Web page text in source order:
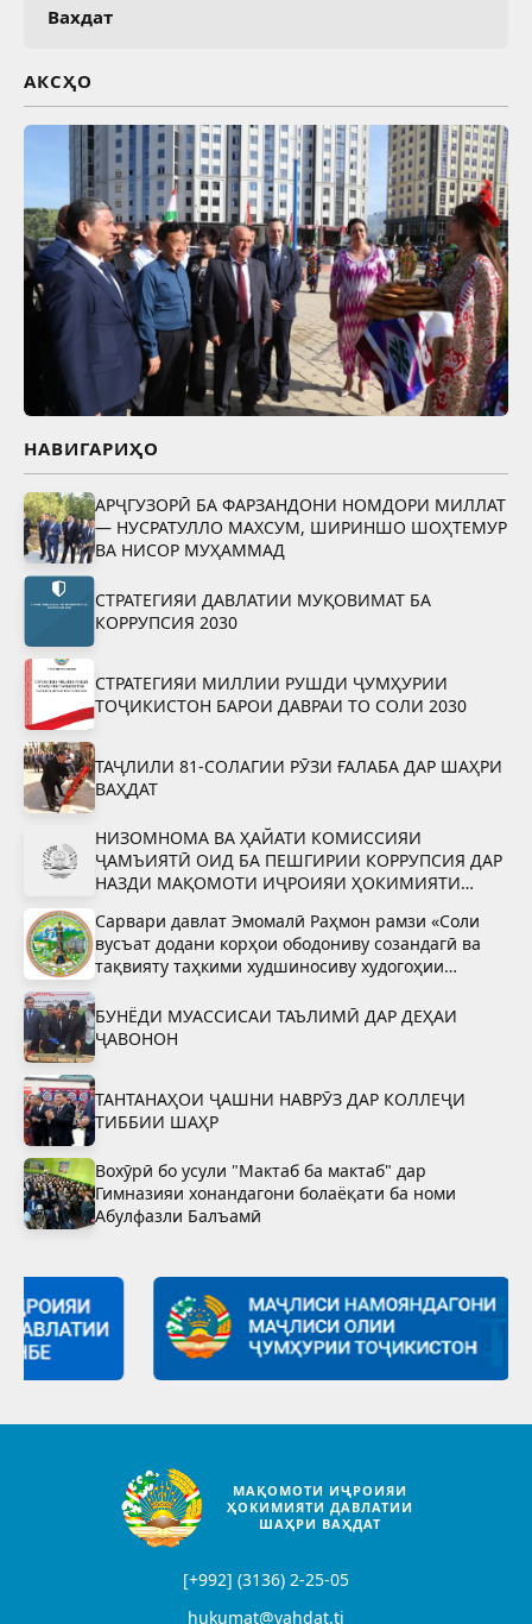
Вахдат
АКСҲО
НАВИГАРИҲО
АРҶГУЗОРӢ БА ФАРЗАНДОНИ НОМДОРИ МИЛЛАТ
— НУСРАТУЛЛО МАХСУМ, ШИРИНШО ШОҲТЕМУР
ВА НИСОР МУҲАММАД
СТРАТЕГИЯИ ДАВЛАТИИ МУҚОВИМАТ БА
КОРРУПСИЯ 2030
СТРАТЕГИЯИ МИЛЛИИ РУШДИ ҶУМҲУРИИ
ТОҶИКИСТОН БАРОИ ДАВРАИ ТО СОЛИ 2030
ТАҶЛИЛИ 81-СОЛАГИИ РӮЗИ ҒАЛАБА ДАР ШАҲРИ
ВАҲДАТ
НИЗОМНОМА ВА ҲАЙАТИ КОМИССИЯИ
ҶАМЪИЯТӢ ОИД БА ПЕШГИРИИ КОРРУПСИЯ ДАР
НАЗДИ МАҚОМОТИ ИҶРОИЯИ ҲОКИМИЯТИ
Сарвари давлат Эмомалӣ Раҳмон рамзи «Соли
вусъат додани корҳои ободониву созандагӣ ва
тақвияту таҳкими худшиносиву худогоҳии
БУНЁДИ МУАССИСАИ ТАЪЛИМӢ ДАР ДЕҲАИ
ҶАВОНОН
ТАНТАНАҲОИ ҶАШНИ НАВРӮЗ ДАР КОЛЛЕҶИ
ТИББИИ ШАҲР
Вохӯрӣ бо усули "Мактаб ба мактаб" дар
Гимназияи хонандагони болаёқати ба номи
Абулфазли Балъамӣ
МАҚОМОТИ ИҶРОИЯИ
ҲОКИМИЯТИ ДАВЛАТИИ
ШАҲРИ ВАҲДАТ
[+992] (3136) 2-25-05
hukumat@vahdat.tj